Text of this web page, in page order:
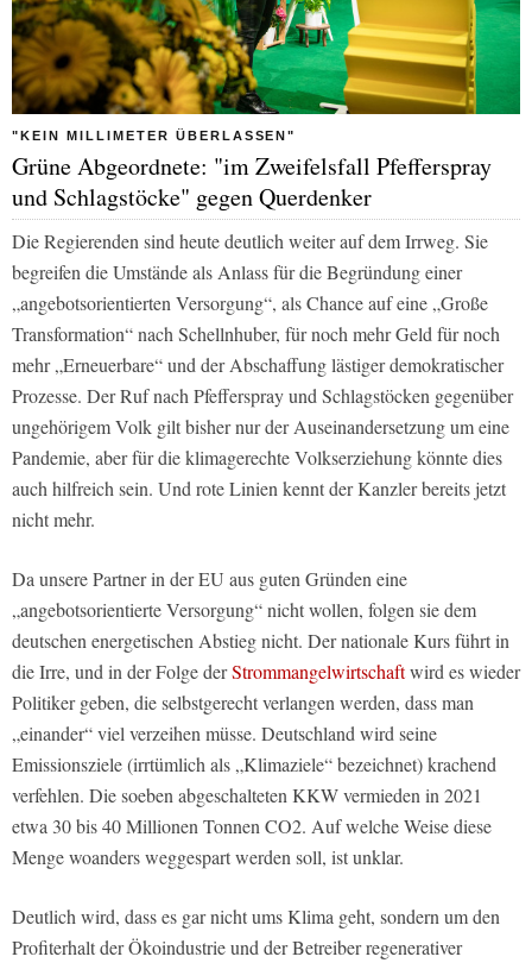
"KEIN MILLIMETER ÜBERLASSEN"
Grüne Abgeordnete: "im Zweifelsfall Pfefferspray
und Schlagstöcke" gegen Querdenker
Die Regierenden sind heute deutlich weiter auf dem Irrweg. Sie
begreifen die Umstände als Anlass für die Begründung einer
„angebotsorientierten Versorgung“, als Chance auf eine „Große
Transformation“ nach Schellnhuber, für noch mehr Geld für noch
mehr „Erneuerbare“ und der Abschaffung lästiger demokratischer
Prozesse. Der Ruf nach Pfefferspray und Schlagstöcken gegenüber
ungehörigem Volk gilt bisher nur der Auseinandersetzung um eine
Pandemie, aber für die klimagerechte Volkserziehung könnte dies
auch hilfreich sein. Und rote Linien kennt der Kanzler bereits jetzt
nicht mehr.
Da unsere Partner in der EU aus guten Gründen eine
„angebotsorientierte Versorgung“ nicht wollen, folgen sie dem
deutschen energetischen Abstieg nicht. Der nationale Kurs führt in
die Irre, und in der Folge derStrommangelwirtschaftwird es wieder
Politiker geben, die selbstgerecht verlangen werden, dass man
„einander“ viel verzeihen müsse. Deutschland wird seine
Emissionsziele (irrtümlich als „Klimaziele“ bezeichnet) krachend
verfehlen. Die soeben abgeschalteten KKW vermieden in 2021
etwa 30 bis 40 Millionen Tonnen CO2. Auf welche Weise diese
Menge woanders weggespart werden soll, ist unklar.
Deutlich wird, dass es gar nicht ums Klima geht, sondern um den
Profiterhalt der Ökoindustrie und der Betreiber regenerativer